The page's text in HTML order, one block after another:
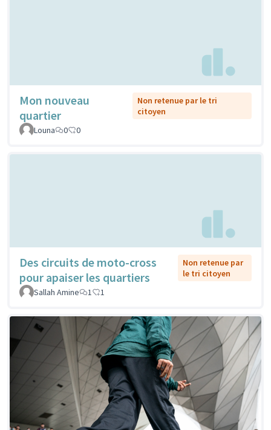
Mon nouveau
quartier
Non retenue par le tri
citoyen
Louna
0 0
Des circuits de moto-cross
pour apaiser les quartiers
Non retenue par
le tri citoyen
Sallah Amine
1 1